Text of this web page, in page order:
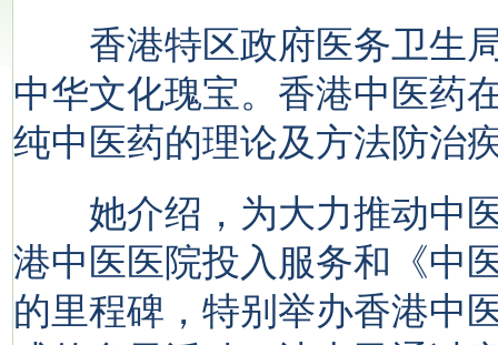
香港特区政府医务卫生局
中华文化瑰宝。香港中医药
纯中医药的理论及方法防治
她介绍，为大力推动中医
港中医医院投入服务和《中
的里程碑，特别举办香港中